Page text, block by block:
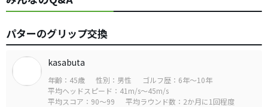
パターのグリップ交換
kasabuta
年齢：45歳 性別：男性
ゴルフ歴：6年～10年
平均ヘッドスピード：41m/s～45m/s
平均スコア：90～99
平均ラウンド数：2か月に1回程度